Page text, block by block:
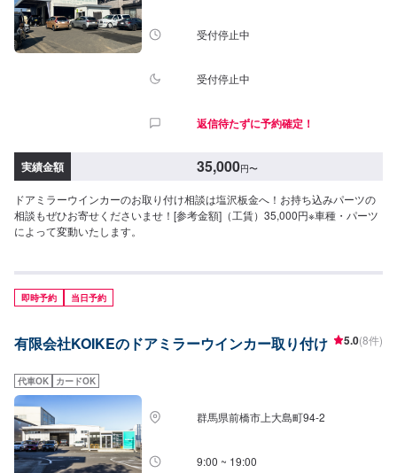
受付停止中
受付停止中
返信待たずに予約確定！
実績金額 35,000円〜
ドアミラーウインカーのお取り付け相談は塩沢板金へ！お持ち込みパーツの
相談もぜひお寄せくださいませ！[参考金額]（工賃）35,000円※車種・パーツ
によって変動いたします。
即時予約 当日予約
有限会社KOIKEのドアミラーウインカー取り付け 5.0(8件)
代車OK カードOK
群馬県前橋市上大島町94-2
9:00 ~ 19:00